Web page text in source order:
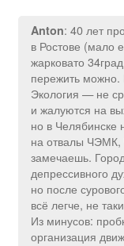
Anton: 40 лет
в Ростове (мало
жарковато
пережить можно.
Экология — не
и жалуются на
но в Челябинске
на отвалы ЧЭМК,
замечаешь.
депрессивного
но после
всё легче, не
Из минусов:
организация